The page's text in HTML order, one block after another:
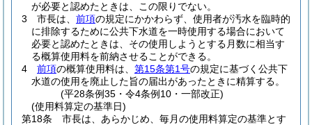
が必要と認めたときは、この限りでない。
3
市長は、 前項の規定にかかわらず、使用者が汚水を臨時的
に排除するために公共下水道を一時使用する場合において
必要と認めたときは、その使用しようとする月数に相当す
る概算使用料を前納させることができる。
4
前項の概算使用料は、 第15条第1号の規定に基づく公共下
水道の使用を廃止した旨の届出があったときに精算する。
(平28条例35・令4条例10・一部改正)
(使用料算定の基準日)
第18条
市長は、あらかじめ、毎月の使用料算定の基準とす